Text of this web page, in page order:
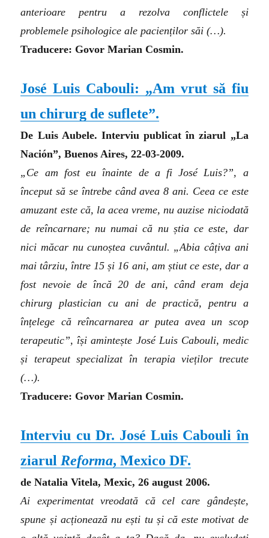
anterioare pentru a rezolva conflictele și
problemele psihologice ale pacienților săi (…).
Traducere: Govor Marian Cosmin.
José Luis Cabouli: „Am vrut să fiu
un chirurg de suflete”.
De Luis Aubele. Interviu publicat în ziarul „La
Nación”, Buenos Aires, 22‑03‑2009.
„Ce am fost eu înainte de a fi José Luis?”, a
început să se întrebe când avea 8 ani. Ceea ce este
amuzant este că, la acea vreme, nu auzise niciodată
de reîncarnare; nu numai că nu știa ce este, dar
nici măcar nu cunoștea cuvântul. „Abia câțiva ani
mai târziu, între 15 și 16 ani, am știut ce este, dar a
fost nevoie de încă 20 de ani, când eram deja
chirurg plastician cu ani de practică, pentru a
înțelege că reîncarnarea ar putea avea un scop
terapeutic”, își amintește José Luis Cabouli, medic
și terapeut specializat în terapia vieților trecute
(…).
Traducere: Govor Marian Cosmin.
Interviu cu Dr. José Luis Cabouli în
ziarul Reforma, Mexico DF.
de Natalia Vitela, Mexic, 26 august 2006.
Ai experimentat vreodată că cel care gândește,
spune și acționează nu ești tu și că este motivat de